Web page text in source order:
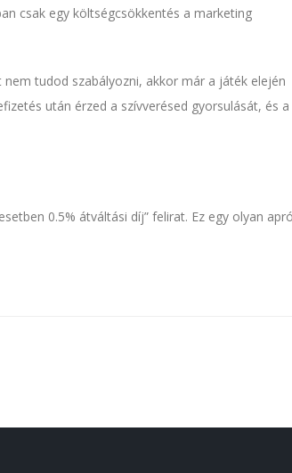
csak egy költségcsökkentés a marketing
tudod szabályozni, akkor már a játék elején
után érzed a szívverésed gyorsulását, és a
0.5% átváltási díj” felirat. Ez egy olyan